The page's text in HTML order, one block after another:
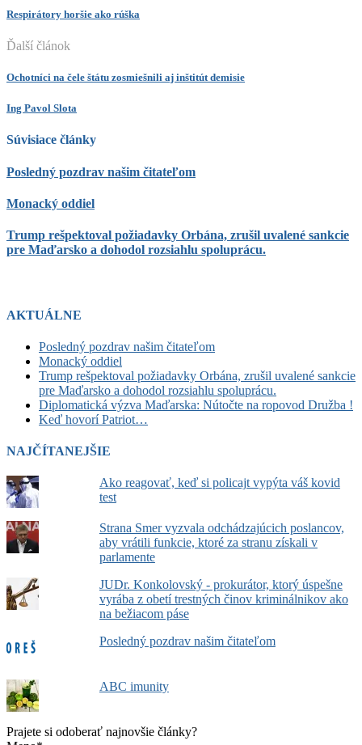
Respirátory horšie ako rúška
Ďalší článok
Ochotníci na čele štátu zosmiešnili aj inštitút demisie
Ing Pavol Slota
Súvisiace články
Posledný pozdrav našim čitateľom
Monacký oddiel
Trump rešpektoval požiadavky Orbána, zrušil uvalené sankcie
pre Maďarsko a dohodol rozsiahlu spoluprácu.
AKTUÁLNE
Posledný pozdrav našim čitateľom
Monacký oddiel
Trump rešpektoval požiadavky Orbána, zrušil uvalené sankcie
pre Maďarsko a dohodol rozsiahlu spoluprácu.
Diplomatická výzva Maďarska: Nútočte na ropovod Družba !
Keď hovorí Patriot…
NAJČÍTANEJŠIE
Ako reagovať, keď si policajt vypýta váš kovid
test
Strana Smer vyzvala odchádzajúcich poslancov,
aby vrátili funkcie, ktoré za stranu získali v
parlamente
JUDr. Konkolovský - prokurátor, ktorý úspešne
vyrába z obetí trestných činov kriminálnikov ako
na bežiacom páse
Posledný pozdrav našim čitateľom
ABC imunity
Prajete si odoberať najnovšie články?